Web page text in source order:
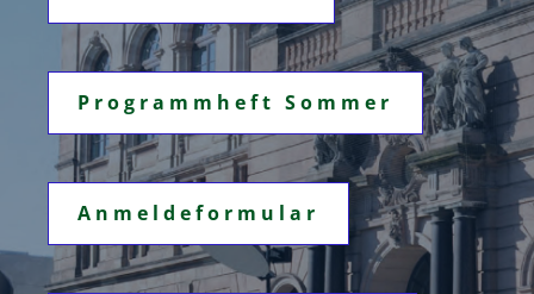
Programmheft Sommer
Anmeldeformular